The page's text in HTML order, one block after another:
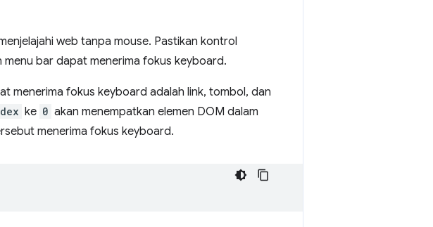
web tanpa mouse. Pastikan kontrol
bar dapat menerima fokus keyboard.
menerima fokus keyboard adalah link, tombol, dan
ke 0 akan menempatkan elemen DOM dalam
menerima fokus keyboard.